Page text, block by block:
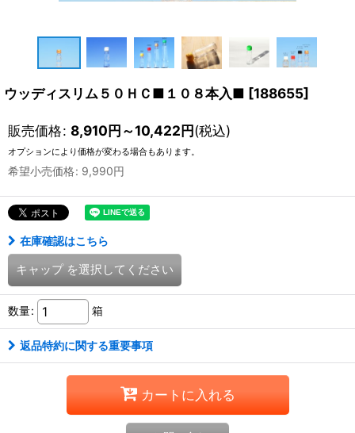
ウッディスリム５０ＨＣ■１０８本入■ [188655]
販売価格: 8,910円～10,422円(税込)
オプションにより価格が変わる場合もあります。
希望小売価格: 9,990円
在庫確認はこちら
キャップ を選択してください
数量: 箱
返品特約に関する重要事項
カートに入れる